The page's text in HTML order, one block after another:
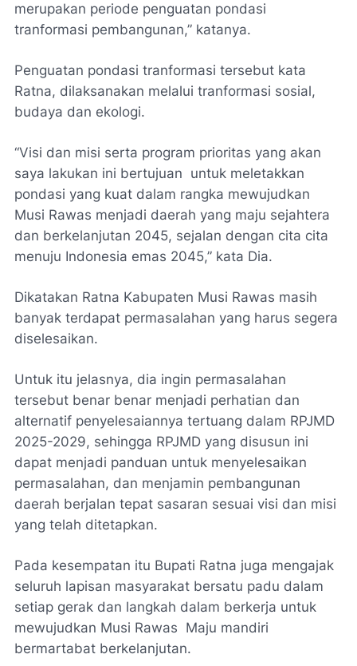
merupakan periode penguatan pondasi
tranformasi pembangunan,” katanya.
Penguatan pondasi tranformasi tersebut kata
Ratna, dilaksanakan melalui tranformasi sosial,
budaya dan ekologi.
“Visi dan misi serta program prioritas yang akan
saya lakukan ini bertujuan untuk meletakkan
pondasi yang kuat dalam rangka mewujudkan
Musi Rawas menjadi daerah yang maju sejahtera
dan berkelanjutan 2045, sejalan dengan cita cita
menuju Indonesia emas 2045,” kata Dia.
Dikatakan Ratna Kabupaten Musi Rawas masih
banyak terdapat permasalahan yang harus segera
diselesaikan.
Untuk itu jelasnya, dia ingin permasalahan
tersebut benar benar menjadi perhatian dan
alternatif penyelesaiannya tertuang dalam RPJMD
2025-2029, sehingga RPJMD yang disusun ini
dapat menjadi panduan untuk menyelesaikan
permasalahan, dan menjamin pembangunan
daerah berjalan tepat sasaran sesuai visi dan misi
yang telah ditetapkan.
Pada kesempatan itu Bupati Ratna juga mengajak
seluruh lapisan masyarakat bersatu padu dalam
setiap gerak dan langkah dalam berkerja untuk
mewujudkan Musi Rawas Maju mandiri
bermartabat berkelanjutan.